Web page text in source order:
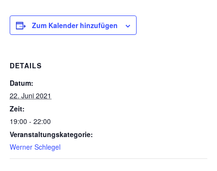
Zum Kalender hinzufügen
DETAILS
Datum:
22. Juni 2021
Zeit:
19:00 - 22:00
Veranstaltungskategorie:
Werner Schlegel